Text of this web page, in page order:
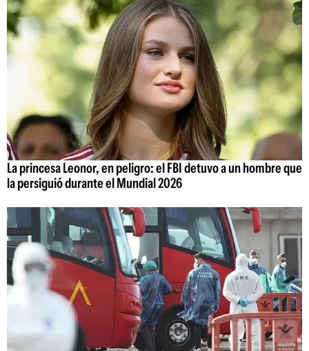
La princesa Leonor, en peligro: el FBI detuvo a un hombre que
la persiguió durante el Mundial 2026